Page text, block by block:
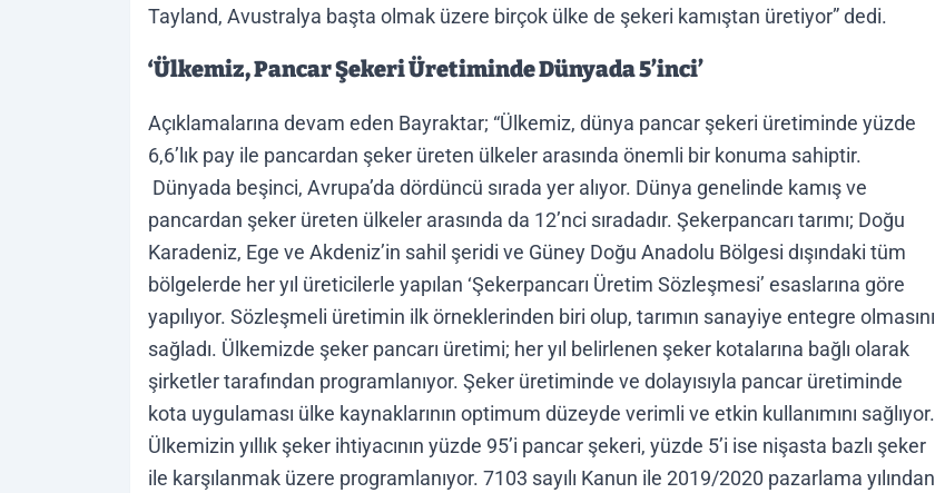
Tayland, Avustralya başta olmak üzere birçok ülke de şekeri kamıştan üretiyor” dedi.
‘Ülkemiz, Pancar Şekeri Üretiminde Dünyada 5’inci’
Açıklamalarına devam eden Bayraktar; “Ülkemiz, dünya pancar şekeri üretiminde yüzde
6,6’lık pay ile pancardan şeker üreten ülkeler arasında önemli bir konuma sahiptir.
Dünyada beşinci, Avrupa’da dördüncü sırada yer alıyor. Dünya genelinde kamış ve
pancardan şeker üreten ülkeler arasında da 12’nci sıradadır. Şekerpancarı tarımı; Doğu
Karadeniz, Ege ve Akdeniz’in sahil şeridi ve Güney Doğu Anadolu Bölgesi dışındaki tüm
bölgelerde her yıl üreticilerle yapılan ‘Şekerpancarı Üretim Sözleşmesi’ esaslarına göre
yapılıyor. Sözleşmeli üretimin ilk örneklerinden biri olup, tarımın sanayiye entegre olmasını
sağladı. Ülkemizde şeker pancarı üretimi; her yıl belirlenen şeker kotalarına bağlı olarak
şirketler tarafından programlanıyor. Şeker üretiminde ve dolayısıyla pancar üretiminde
kota uygulaması ülke kaynaklarının optimum düzeyde verimli ve etkin kullanımını sağlıyor.
Ülkemizin yıllık şeker ihtiyacının yüzde 95’i pancar şekeri, yüzde 5’i ise nişasta bazlı şeker
ile karşılanmak üzere programlanıyor. 7103 sayılı Kanun ile 2019/2020 pazarlama yılından